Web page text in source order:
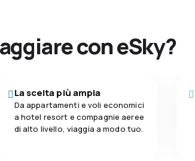
con eSky?
La scelta più ampia
Da appartamenti e voli economici
a hotel resort e compagnie aeree
di alto livello, viaggia a modo tuo.